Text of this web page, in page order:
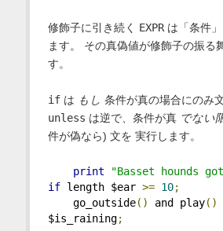
修飾子に引き続く EXPRは「条件
ます。 その真偽値が修飾子の振る
す。
ifは もし 条件が真の場合にのみ
unless は逆で、条件が真 でない
件が偽なら) 文を 実行します。
print
"Basset hounds
if length $ear >= 10;
go_outside() and play()
$is_raining;